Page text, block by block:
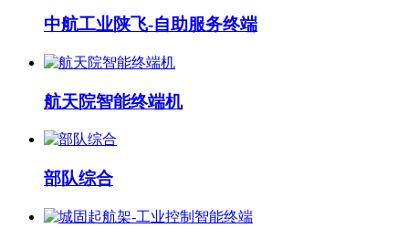
中航工业陕飞-自助服务终端
航天院智能终端机
部队综合